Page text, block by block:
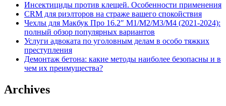
Инсектициды против клещей. Особенности применения
CRM для риэлторов на страже вашего спокойствия
Чехлы для Макбук Про 16.2″ M1/M2/M3/M4 (2021-2024):
полный обзор популярных вариантов
Услуги адвоката по уголовным делам в особо тяжких
преступления
Демонтаж бетона: какие методы наиболее безопасны и в
чем их преимущества?
Archives